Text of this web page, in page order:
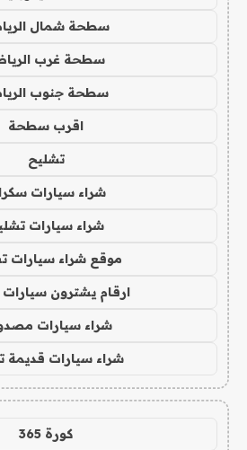
سطحة شمال
سطحة غرب
سطحة جنوب
اقرب سطحة
تشليح
شراء سيارات
شراء سيارات
موقع شراء سيارات
ارقام يشترون
شراء سيارات
شراء سيارات قديمة
كورة 365